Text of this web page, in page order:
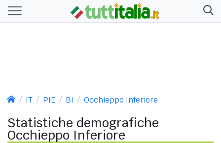
IT PIE BI Occhieppo Inferiore
Statistiche demografiche
Occhieppo Inferiore